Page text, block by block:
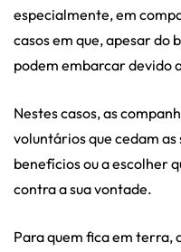
especialmente, em
casos em que, apesar do
podem embarcar devido
Nestes casos, as
voluntários que cedam as
benefícios ou a escolher
contra a sua vontade.
Para quem fica em terra,